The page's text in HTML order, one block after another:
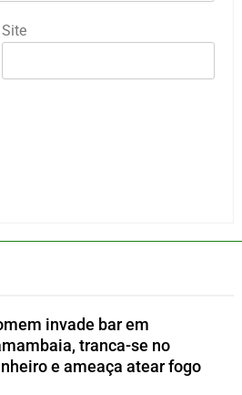
Site
invade bar em
tranca-se no
e ameaça atear fogo